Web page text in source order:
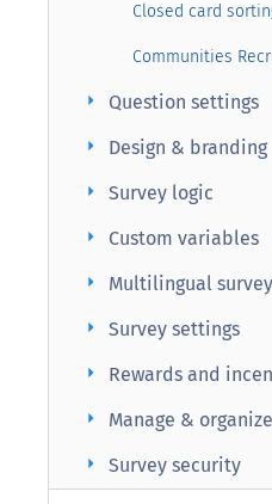
Closed card
Communities
Question settings
arrow_right
Design & branding
arrow_right
Survey logic
arrow_right
Custom variables
arrow_right
Multilingual
arrow_right
Survey settings
arrow_right
Rewards and
arrow_right
Manage &
arrow_right
Survey security
arrow_right